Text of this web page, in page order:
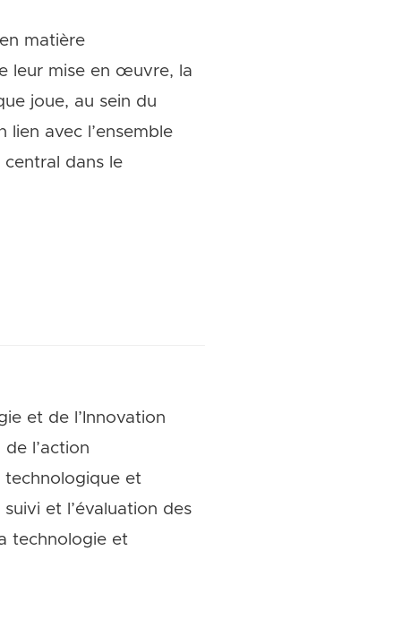
matière
leur mise en œuvre, la
joue, au sein du
lien avec l’ensemble
dans le
et de l’Innovation
l’action
technologique et
et l’évaluation des
technologie et